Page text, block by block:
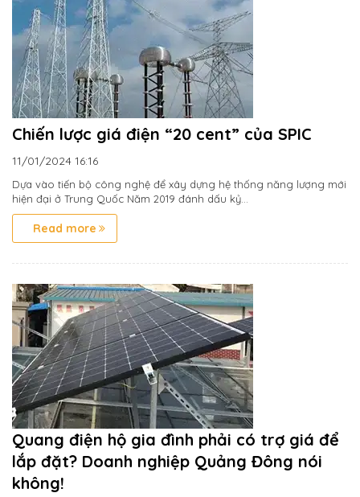
Chiến lược giá điện “20 cent” của SPIC
11/01/2024 16:16
Dựa vào tiến bộ công nghệ để xây dựng hệ thống năng lượng mới
hiện đại ở Trung Quốc Năm 2019 đánh dấu kỷ...
Read more
Quang điện hộ gia đình phải có trợ giá để
lắp đặt? Doanh nghiệp Quảng Đông nói
không!